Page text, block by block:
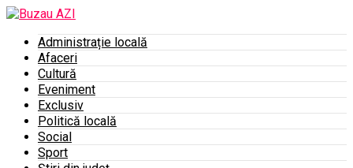
Administrație locală
Afaceri
Cultură
Eveniment
Exclusiv
Politică locală
Social
Sport